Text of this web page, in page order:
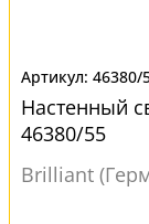
46380/
Настенный
46380/55
Brilliant